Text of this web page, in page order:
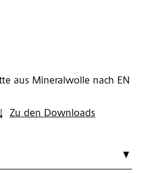
aus Mineralwolle nach EN
Zu den Downloads